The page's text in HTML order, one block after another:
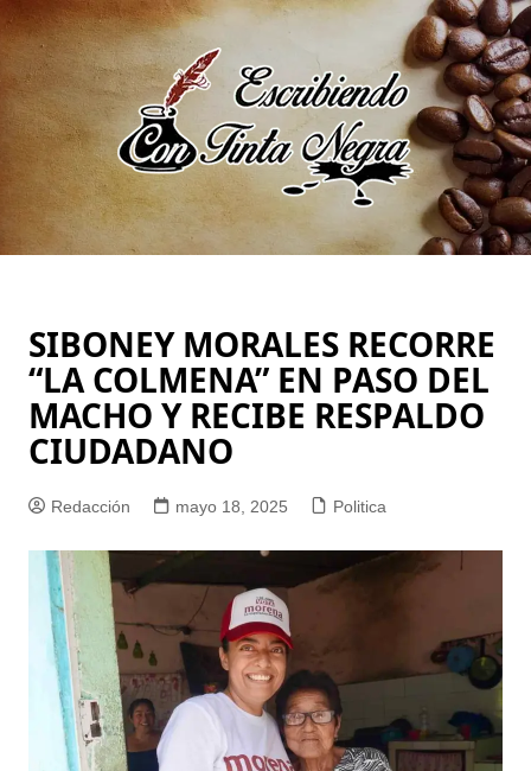
Saltar
al
contenido
SIBONEY MORALES RECORRE
“LA COLMENA” EN PASO DEL
MACHO Y RECIBE RESPALDO
CIUDADANO
Redacción mayo 18, 2025 Politica